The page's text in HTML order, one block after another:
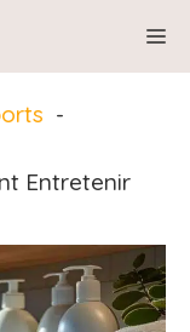
Entretenir